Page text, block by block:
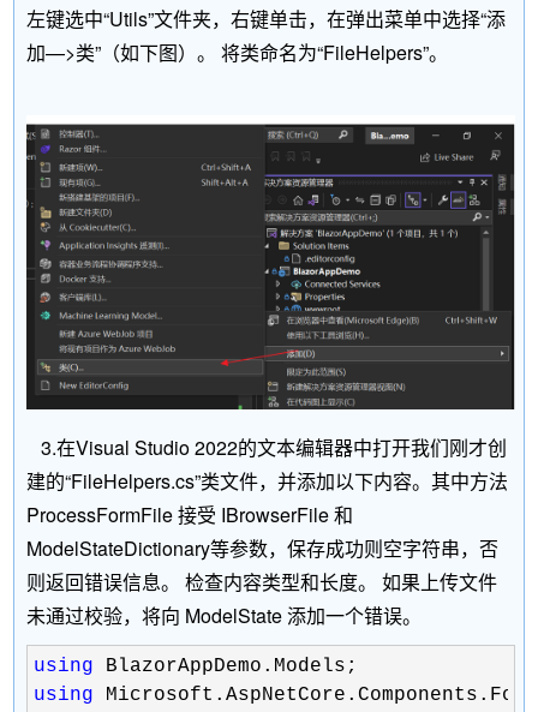
左键选中“Utils”文件夹，右键单击，在弹出菜单中选择“添
加—>类”（如下图）。 将类命名为“FileHelpers”。
3.在Visual Studio 2022的文本编辑器中打开我们刚才创
建的“FileHelpers.cs”类文件，并添加以下内容。其中方法
ProcessFormFile 接受 IBrowserFile 和
ModelStateDictionary等参数，保存成功则空字符串，否
则返回错误信息。 检查内容类型和长度。 如果上传文件
未通过校验，将向 ModelState 添加一个错误。
using
using